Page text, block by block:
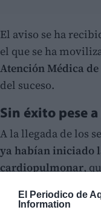
El Periodico de
Information
El aviso se ha
el que se ha
Atención Médica
del suceso.
Sin éxito pese
A la llegada de los
ya habían iniciado
cardiopulmonar,